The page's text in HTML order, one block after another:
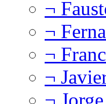
¬
¬
¬
¬
¬